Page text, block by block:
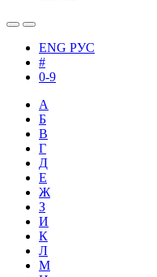
ENG РУС
#
0-9
А
Б
В
Г
Д
Е
Ж
З
И
К
Л
М